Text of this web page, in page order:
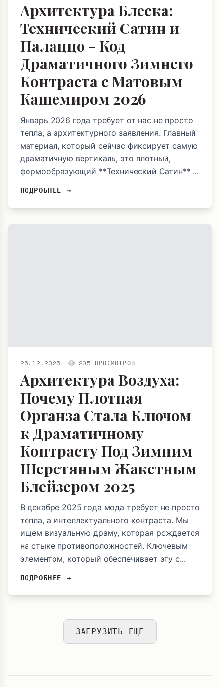
Архитектура Блеска:
Технический Сатин и
Палаццо - Код
Драматичного Зимнего
Контраста с Матовым
Кашемиром 2026
Январь 2026 года требует от нас не просто
тепла, а архитектурного заявления. Главный
материал, который сейчас фиксирует самую
драматичную вертикаль, это плотный,
формообразующий **Технический Сатин** ...
ПОДРОБНЕЕ →
25.12.2025 205 ПРОСМОТРОВ
Архитектура Воздуха:
Почему Плотная
Органза Стала Ключом
к Драматичному
Контрасту Под Зимним
Шерстяным Жакетным
Блейзером 2025
В декабре 2025 года мода требует не просто
тепла, а интеллектуального контраста. Мы
ищем визуальную драму, которая рождается
на стыке противоположностей. Ключевым
элементом, который обеспечивает эту с...
ПОДРОБНЕЕ →
ЗАГРУЗИТЬ ЕЩЕ